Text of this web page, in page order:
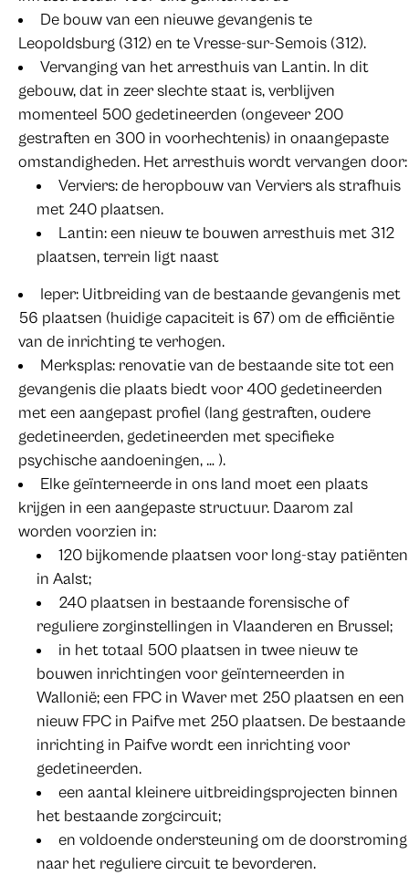
De bouw van een nieuwe gevangenis te
Leopoldsburg (312) en te Vresse-sur-Semois (312).
Vervanging van het arresthuis van Lantin. In dit
gebouw, dat in zeer slechte staat is, verblijven
momenteel 500 gedetineerden (ongeveer 200
gestraften en 300 in voorhechtenis) in onaangepaste
omstandigheden. Het arresthuis wordt vervangen door:
Verviers: de heropbouw van Verviers als strafhuis
met 240 plaatsen.
Lantin: een nieuw te bouwen arresthuis met 312
plaatsen, terrein ligt naast
Ieper: Uitbreiding van de bestaande gevangenis met
56 plaatsen (huidige capaciteit is 67) om de efficiëntie
van de inrichting te verhogen.
Merksplas: renovatie van de bestaande site tot een
gevangenis die plaats biedt voor 400 gedetineerden
met een aangepast profiel (lang gestraften, oudere
gedetineerden, gedetineerden met specifieke
psychische aandoeningen, … ).
Elke geïnterneerde in ons land moet een plaats
krijgen in een aangepaste structuur. Daarom zal
worden voorzien in:
120 bijkomende plaatsen voor long-stay patiënten
in Aalst;
240 plaatsen in bestaande forensische of
reguliere zorginstellingen in Vlaanderen en Brussel;
in het totaal 500 plaatsen in twee nieuw te
bouwen inrichtingen voor geïnterneerden in
Wallonië; een FPC in Waver met 250 plaatsen en een
nieuw FPC in Paifve met 250 plaatsen. De bestaande
inrichting in Paifve wordt een inrichting voor
gedetineerden.
een aantal kleinere uitbreidingsprojecten binnen
het bestaande zorgcircuit;
en voldoende ondersteuning om de doorstroming
naar het reguliere circuit te bevorderen.